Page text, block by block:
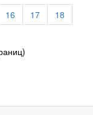
16 17
18